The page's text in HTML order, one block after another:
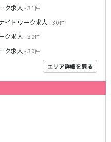
ク求人 - 31件
イトワーク求人 - 30件
ク求人 - 30件
ク求人 - 30件
エリア詳細を見る
駅